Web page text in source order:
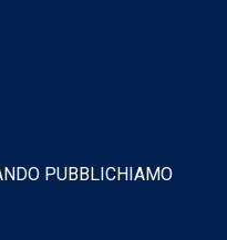
PUBBLICHIAMO